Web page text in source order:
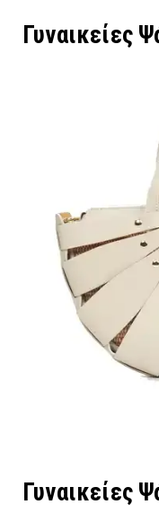
Γυναικείες
Γυναικείες